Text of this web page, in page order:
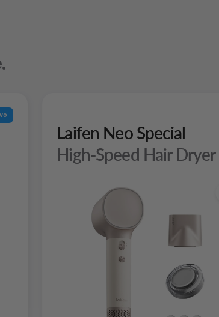
Laifen Neo Special
High-Speed Hair Dryer